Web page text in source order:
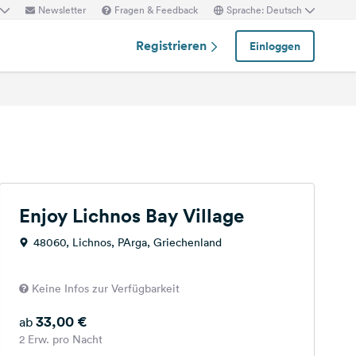
Newsletter Fragen & Feedback Sprache: Deutsch
Registrieren Einloggen
Enjoy Lichnos Bay Village
48060, Lichnos, PArga, Griechenland
Keine Infos zur Verfügbarkeit
ab 33,00 €
2 Erw. pro Nacht